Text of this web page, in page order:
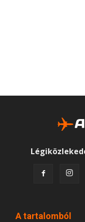
A tartalomból